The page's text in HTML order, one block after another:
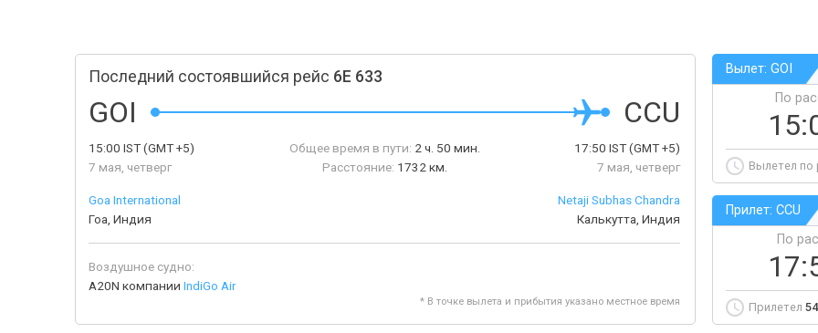
Последний состоявшийся рейс 6E 633
GOI CCU
15:00 IST(GMT +5)
7 мая, четверг
Общее время в пути: 2 ч. 50 мин.
Расстояние: 1732 км.
17:50 IST(GMT +5)
7 мая, четверг
Goa International
Гоа, Индия
Netaji Subhas Chandra
Калькутта, Индия
Воздушное судно:
A20N компании IndiGo Air
* В точке вылета и прибытия указано местное время
Вылет: GOI
По
Вылетел по
Прилет: CCU
По
Прилетел